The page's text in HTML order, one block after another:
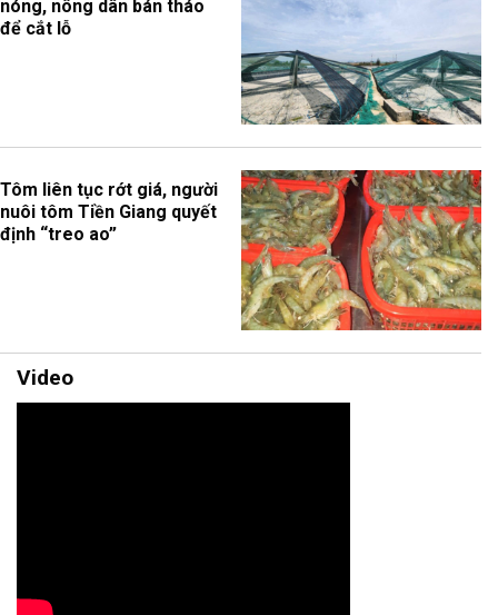
nóng, nông dân bán tháo
để cắt lỗ
Tôm liên tục rớt giá, người
nuôi tôm Tiền Giang quyết
định “treo ao”
Video